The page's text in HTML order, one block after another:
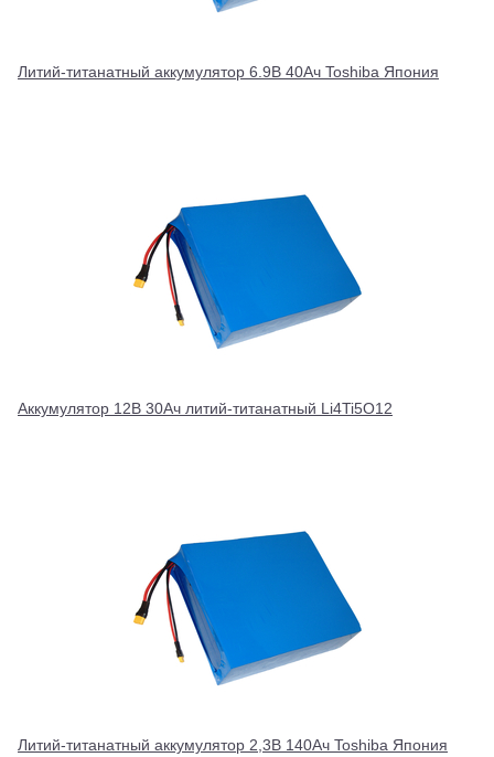
Литий-титанатный аккумулятор 6.9В 40Ач Toshiba Япония
Аккумулятор 12В 30Ач литий-титанатный Li4Ti5O12
Литий-титанатный аккумулятор 2,3В 140Ач Toshiba Япония